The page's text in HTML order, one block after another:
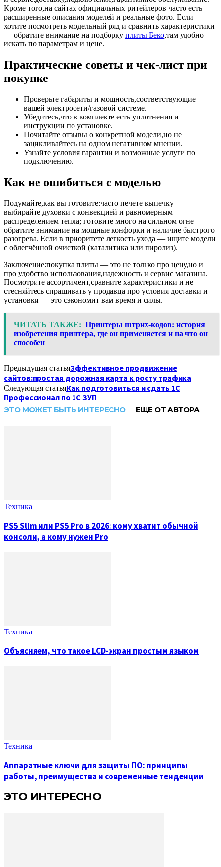
Кроме того,на сайтах официальных ритейлеров часто есть
расширенные описания моделей и реальные фото. Если
хотите посмотреть модельный ряд и сравнить характеристики
— обратите внимание на подборку плиты Беко,там удобно
искать по параметрам и цене.
Практические советы и чек-лист при
покупке
Проверьте габариты и мощность,соответствующие
вашей электросети/газовой системе.
Убедитесь,что в комплекте есть уплотнения и
инструкции по установке.
Почитайте отзывы о конкретной модели,но не
зацикливайтесь на одном негативном мнении.
Узнайте условия гарантии и возможные услуги по
подключению.
Как не ошибиться с моделью
Подумайте,как вы готовите:часто печете выпечку —
выбирайте духовки с конвекцией и равномерным
распределением тепла; готовите много на сильном огне —
обратите внимание на мощные конфорки и наличие быстрого
разогрева. Если в приоритете легкость ухода — ищите модели
с облегчённой очисткой (каталитика или пиролиз).
Заключение:покупка плиты — это не только про цену,но и
про удобство использования,надежность и сервис магазина.
Посмотрите ассортимент,сравните характеристики и не
стесняйтесь спрашивать у продавца про условия доставки и
установки — это сэкономит вам время и силы.
ЧИТАТЬ ТАКЖЕ: Принтеры штрих-кодов: история
изобретения принтера, где он применяется и на что он
способен
Предыдущая статьяЭффективное продвижение
сайтов:простая дорожная карта к росту трафика
Следующая статьяКак подготовиться и сдать 1С
Профессионал по 1С ЗУП
ЭТО МОЖЕТ БЫТЬ ИНТЕРЕСНО ЕЩЕ ОТ АВТОРА
Техника
PS5 Slim или PS5 Pro в 2026: кому хватит обычной
консоли, а кому нужен Pro
Техника
Объясняем, что такое LCD-экран простым языком
Техника
Аппаратные ключи для защиты ПО: принципы
работы, преимущества и современные тенденции
ЭТО ИНТЕРЕСНО